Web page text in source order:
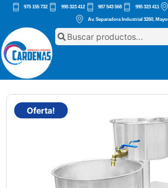
975 155 732 995 323 412 987 543 568 995 323 411
Av. Separadora Industrial 3260,
Oferta!